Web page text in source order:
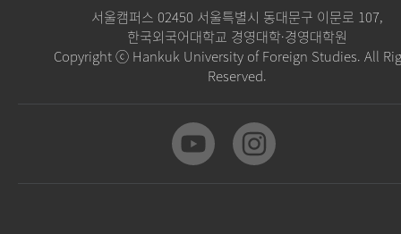
서울캠퍼스 02450 서울특별시 동대문구 이문로 107,
한국외국어대학교 경영대학·경영대학원
Copyright ⓒ Hankuk University of Foreign Studies. All
Reserved.